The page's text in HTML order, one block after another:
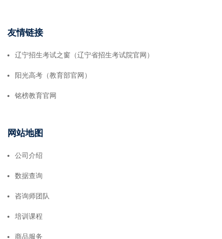
友情链接
辽宁招生考试之窗（辽宁省招生考试院官网）
阳光高考（教育部官网）
铭榜教育官网
网站地图
公司介绍
数据查询
咨询师团队
培训课程
商品服务